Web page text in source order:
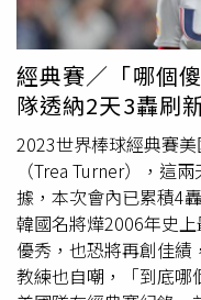
經典賽／「哪個
隊透納2天3轟刷
2023世界棒球經典賽
（Trea Turner），這
據，本次會內已累積4
韓國名將燁2006年史
優秀，也恐將再創佳
教練也自嘲，「到底哪